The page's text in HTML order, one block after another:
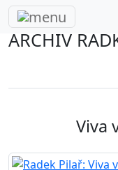
Radek Pilař
ARCHIV
Viva